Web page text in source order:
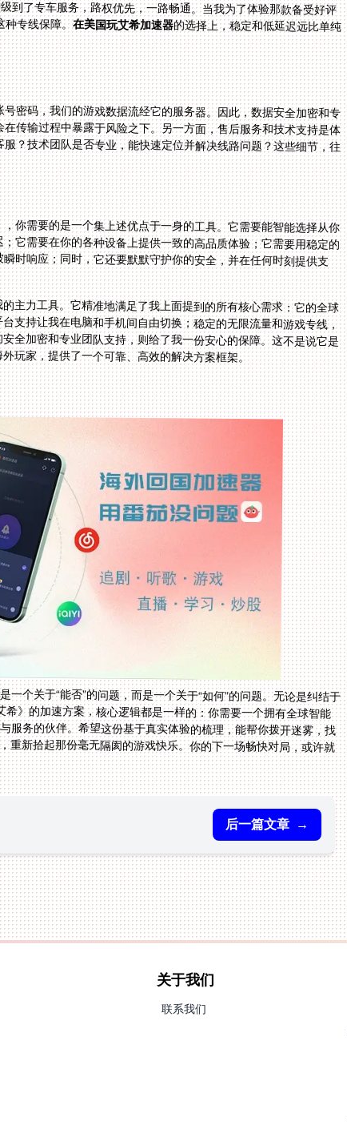
种专线保障。在美国玩艾希加速器的选择上，稳定和低延迟远比单纯
密码，我们的游戏数据流经它的服务器。因此，数据安全加密和专
传输过程中暴露于风险之下。另一方面，售后服务和技术支持是体
？技术团队是否专业，能快速定位并解决线路问题？这些细节，往
你需要的是一个集上述优点于一身的工具。它需要能智能选择从你
它需要在你的各种设备上提供一致的高品质体验；它需要用稳定的
时响应；同时，它还要默默守护你的安全，并在任何时刻提供支
主力工具。它精准地满足了我上面提到的所有核心需求：它的全球
推荐让我不再为选择节点发愁；全平台支持让我在电脑和手机间自由切换；稳定的无限流量和游戏专线，
》中的拼刀再无后顾之忧；而背后的安全加密和专业团队支持，则给了我一份安心的保障。这不是说它是
玩家，提供了一个可靠、高效的解决方案框架。
个关于“能否”的问题，而是一个关于“如何”的问题。无论是纠结于
希》的加速方案，核心逻辑都是一样的：你需要一个拥有全球智能
服务的伙伴。希望这份基于真实体验的梳理，能帮你拨开迷雾，找
重新拾起那份毫无隔阂的游戏快乐。你的下一场畅快对局，或许就
后一篇文章 →
关于我们
联系我们